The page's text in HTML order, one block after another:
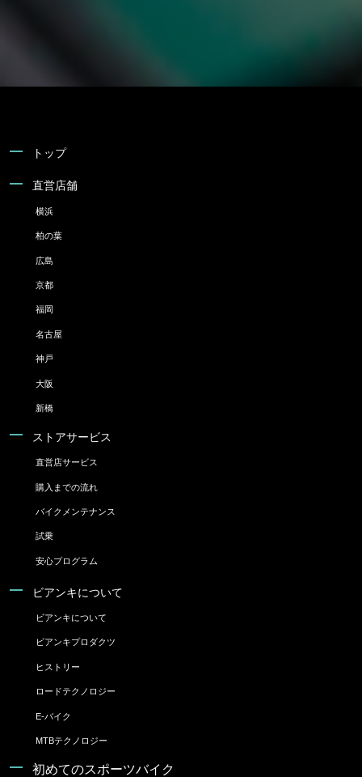
トップ
直営店舗
横浜
柏の葉
広島
京都
福岡
名古屋
神戸
大阪
新橋
ストアサービス
直営店サービス
購入までの流れ
バイクメンテナンス
試乗
安心プログラム
ビアンキについて
ビアンキについて
ビアンキプロダクツ
ヒストリー
ロードテクノロジー
E-バイク
MTBテクノロジー
初めてのスポーツバイク